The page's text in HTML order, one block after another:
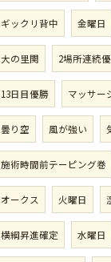
ギックリ背中 金曜日
大の里関 2場所連続
13日目優勝 マッサー
曇り空 風が強い
施術時間前テーピング巻
オークス 火曜日
横綱昇進確定 水曜日